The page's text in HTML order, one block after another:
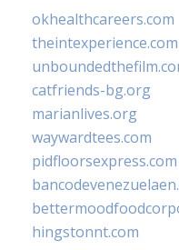
okhealthcareers.com
theintexperience.com
catfriends-bg.org
marianlives.org
waywardtees.com
pidfloorsexpress.com
hingstonnt.com